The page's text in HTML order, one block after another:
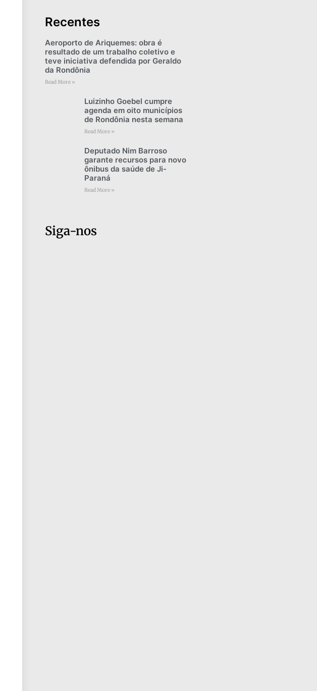
Recentes
Aeroporto de Ariquemes: obra é
resultado de um trabalho coletivo e
teve iniciativa defendida por Geraldo
da Rondônia
Read More »
Luizinho Goebel cumpre
agenda em oito municípios
de Rondônia nesta semana
Read More »
Deputado Nim Barroso
garante recursos para novo
ônibus da saúde de Ji-
Paraná
Read More »
Siga-nos